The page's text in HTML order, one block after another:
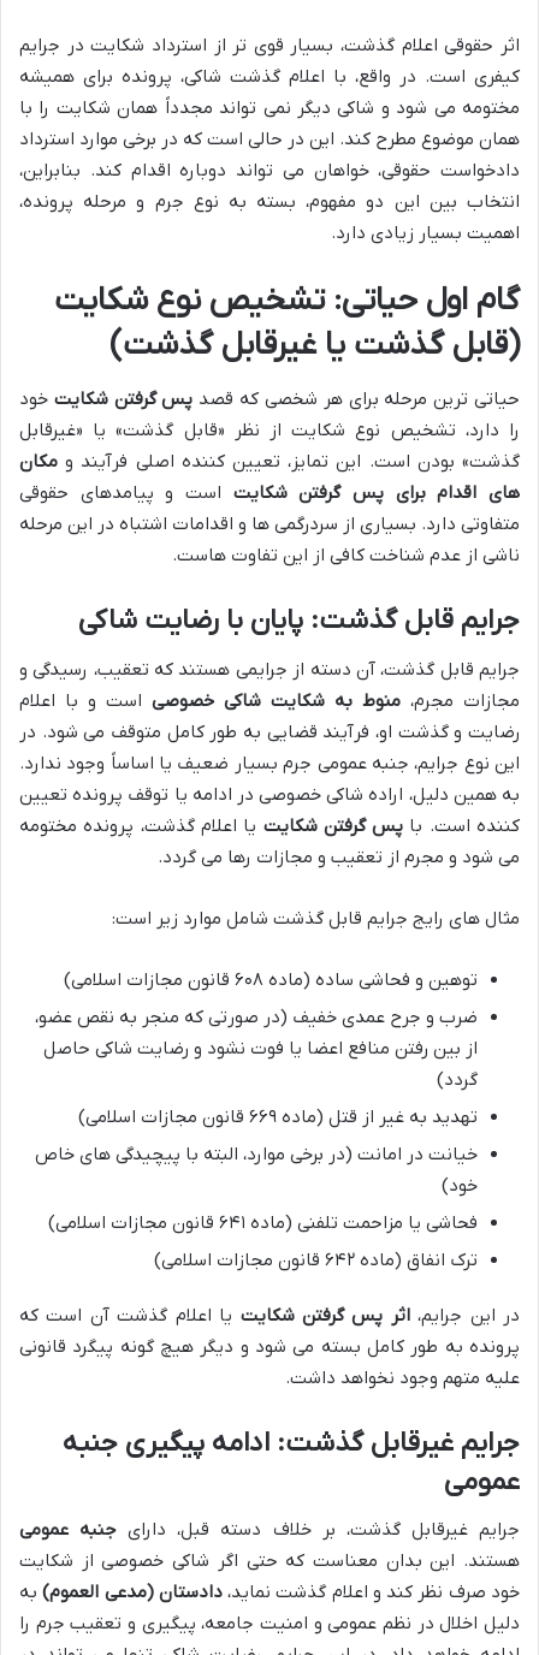
اثر حقوقی اعلام گذشت، بسیار قوی تر از استرداد شکایت در جرایم
کیفری است. در واقع، با اعلام گذشت شاکی، پرونده برای همیشه
مختومه می شود و شاکی دیگر نمی تواند مجدداً همان شکایت را با
همان موضوع مطرح کند. این در حالی است که در برخی موارد استرداد
دادخواست حقوقی، خواهان می تواند دوباره اقدام کند. بنابراین،
انتخاب بین این دو مفهوم، بسته به نوع جرم و مرحله پرونده،
اهمیت بسیار زیادی دارد.
گام اول حیاتی: تشخیص نوع شکایت
(قابل گذشت یا غیرقابل گذشت)
حیاتی ترین مرحله برای هر شخصی که قصد پس گرفتن شکایت خود
را دارد، تشخیص نوع شکایت از نظر «قابل گذشت» یا «غیرقابل
گذشت» بودن است. این تمایز، تعیین کننده اصلی فرآیند و مکان
های اقدام برای پس گرفتن شکایت است و پیامدهای حقوقی
متفاوتی دارد. بسیاری از سردرگمی ها و اقدامات اشتباه در این مرحله
ناشی از عدم شناخت کافی از این تفاوت هاست.
جرایم قابل گذشت: پایان با رضایت شاکی
جرایم قابل گذشت، آن دسته از جرایمی هستند که تعقیب، رسیدگی و
مجازات مجرم، منوط به شکایت شاکی خصوصی است و با اعلام
رضایت و گذشت او، فرآیند قضایی به طور کامل متوقف می شود. در
این نوع جرایم، جنبه عمومی جرم بسیار ضعیف یا اساساً وجود ندارد.
به همین دلیل، اراده شاکی خصوصی در ادامه یا توقف پرونده تعیین
کننده است. با پس گرفتن شکایت یا اعلام گذشت، پرونده مختومه
می شود و مجرم از تعقیب و مجازات رها می گردد.
مثال های رایج جرایم قابل گذشت شامل موارد زیر است:
توهین و فحاشی ساده (ماده ۶۰۸ قانون مجازات اسلامی)
ضرب و جرح عمدی خفیف (در صورتی که منجر به نقص عضو،
از بین رفتن منافع اعضا یا فوت نشود و رضایت شاکی حاصل
گردد)
تهدید به غیر از قتل (ماده ۶۶۹ قانون مجازات اسلامی)
خیانت در امانت (در برخی موارد، البته با پیچیدگی های خاص
خود)
فحاشی یا مزاحمت تلفنی (ماده ۶۴۱ قانون مجازات اسلامی)
ترک انفاق (ماده ۶۴۲ قانون مجازات اسلامی)
در این جرایم،اثر پس گرفتن شکایت یا اعلام گذشت آن است که
پرونده به طور کامل بسته می شود و دیگر هیچ گونه پیگرد قانونی
علیه متهم وجود نخواهد داشت.
جرایم غیرقابل گذشت: ادامه پیگیری جنبه
عمومی
جرایم غیرقابل گذشت، بر خلاف دسته قبل، دارای جنبه عمومی
هستند. این بدان معناست که حتی اگر شاکی خصوصی از شکایت
خود صرف نظر کند و اعلام گذشت نماید،دادستان (مدعی العموم)به
دلیل اخلال در نظم عمومی و امنیت جامعه، پیگیری و تعقیب جرم را